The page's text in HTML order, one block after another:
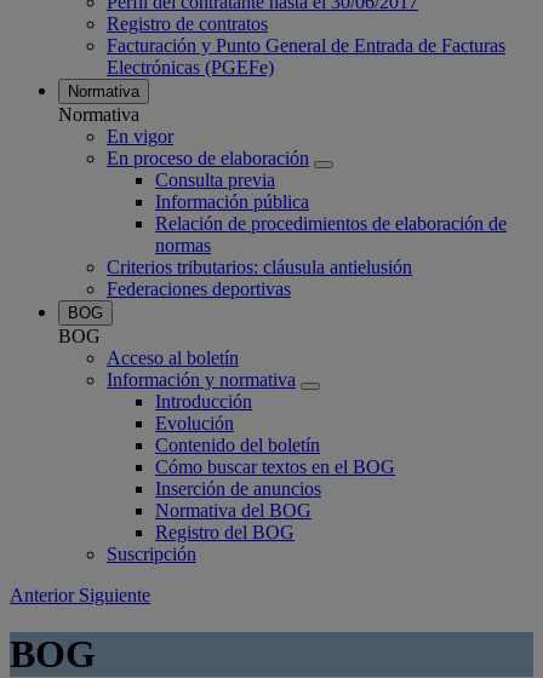
Registro de contratos
Facturación y Punto General de Entrada de Facturas
Electrónicas (PGEFe)
Normativa
Normativa
En vigor
En proceso de elaboración
Consulta previa
Información pública
Relación de procedimientos de elaboración de
normas
Criterios tributarios: cláusula antielusión
Federaciones deportivas
BOG
BOG
Acceso al boletín
Información y normativa
Introducción
Evolución
Contenido del boletín
Cómo buscar textos en el BOG
Inserción de anuncios
Normativa del BOG
Registro del BOG
Suscripción
Anterior Siguiente
BOG